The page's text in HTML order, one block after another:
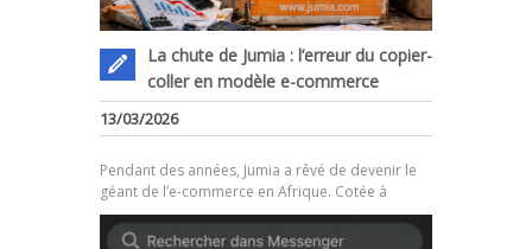
La chute de Jumia : l’erreur du copier-
coller en modèle e-commerce
13/03/2026
Pendant des années, Jumia a rêvé de devenir le
géant de l’e-commerce en Afrique. Cotée à